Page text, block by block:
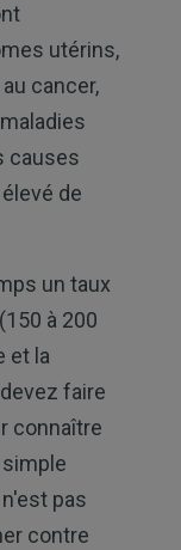
utérins,
cancer,
causes
de
un taux
à 200
et la
faire
connaître
pas
contre